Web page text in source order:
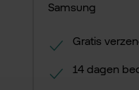
Samsung
Gratis
14 dagen